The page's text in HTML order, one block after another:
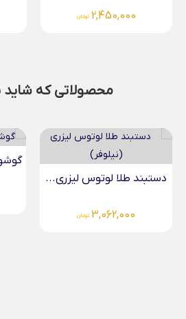
2,450,000 تومان
محصولاتی که شاید
دستبند طلا لوتوس لیزری...
3,062,000 تومان